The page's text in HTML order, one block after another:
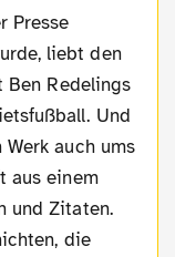
Presse
liebt den
Ben Redelings
Und
auch ums
aus einem
und Zitaten.
die